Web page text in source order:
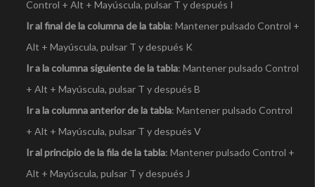
Control + Alt + Mayúscula, pulsar T y después I
Ir al final de la columna de la tabla: Mantener pulsado Control +
Alt + Mayúscula, pulsar T y después K
Ir a la columna siguiente de la tabla: Mantener pulsado Control
+ Alt + Mayúscula, pulsar T y después B
Ir a la columna anterior de la tabla: Mantener pulsado Control
+ Alt + Mayúscula, pulsar T y después V
Ir al principio de la fila de la tabla: Mantener pulsado Control +
Alt + Mayúscula, pulsar T y después J